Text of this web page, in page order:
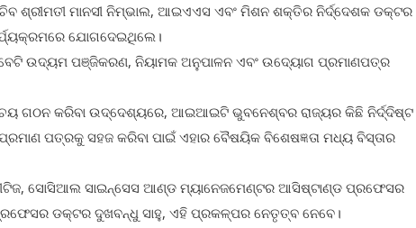
ଶ୍ରୀମତୀ ମାନସୀ ନିମ୍ଭାଲ, ଆଇଏଏସ ଏବଂ ମିଶନ ଶକ୍ତିର ନିର୍ଦ୍ଦେଶକ ଡକ୍ଟର
ଯୋଗଦେଇଥିଲେ।
ଉଦ୍ୟମ ପଞ୍ଜିକରଣ, ନିୟାମକ ଅନୁପାଳନ ଏବଂ ଉଦ୍ୟୋଗ ପ୍ରମାଣପତ୍ର
ଗଠନ କରିବା ଉଦ୍ଦେଶ୍ୟରେ, ଆଇଆଇଟି ଭୁବନେଶ୍ବର ରାଜ୍ୟର କିଛି ନିର୍ଦ୍ଦିଷ୍ଟ
ପତ୍ରକୁ ସହଜ କରିବା ପାଇଁ ଏହାର ବୈଷୟିକ ବିଶେଷଜ୍ଞତା ମଧ୍ୟ ବିସ୍ତାର
ସୋସିଆଲ ସାଇନ୍ସେସ ଆଣ୍ଡ ମ୍ୟାନେଜମେଣ୍ଟର ଆସିଷ୍ଟାଣ୍ଡ ପ୍ରଫେସର
ଡକ୍ଟର ଦୁଖବନ୍ଧୁ ସାହୁ, ଏହି ପ୍ରକଳ୍ପର ନେତୃତ୍ବ ନେବେ।